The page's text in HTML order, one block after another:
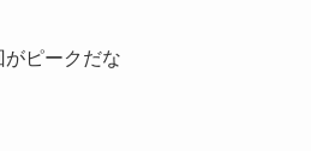
ピークだな